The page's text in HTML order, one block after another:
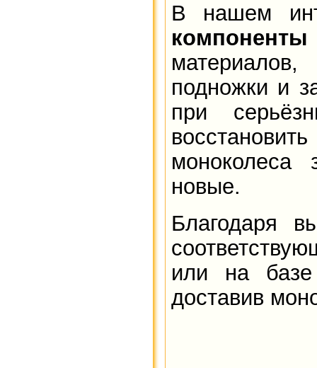
В нашем
компоненты
подножки и
при
новые.
Благодаря
или на
доставив